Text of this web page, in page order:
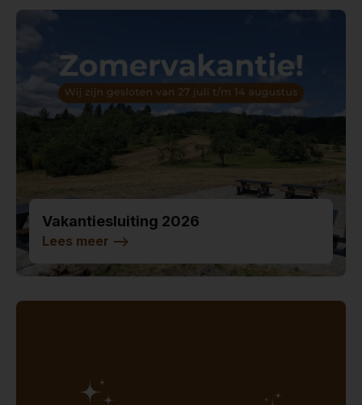
Vakantiesluiting 2026
Lees meer -->